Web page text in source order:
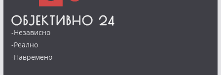
-Независно
-Реално
-Навремено